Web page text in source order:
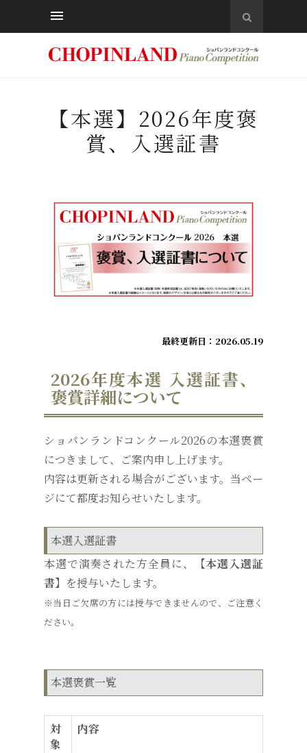
【本選】2026年度褒
賞、入選証書
最終更新日：2026.05.19
2026年度本選 入選証書、
褒賞詳細について
ショパンランドコンクール2026の本選褒賞
につきまして、ご案内申し上げます。
内容は更新される場合がございます。当ペー
ジにて都度お知らせいたします。
本選入選証書
本選で演奏された方全員に、
【本選入選証
書】 を授与いたします。
※当日ご欠席の方には授与できませんので、ご注意く
ださい。
本選褒賞一覧
対
象
内容